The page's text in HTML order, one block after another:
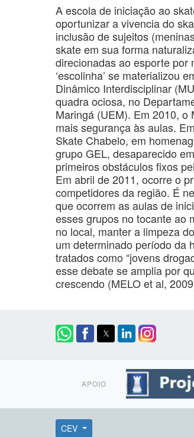
A escola de iniciação ao
oportunizar a vivencia do
inclusão de sujeitos
skate em sua forma
direcionadas ao esporte por
‘escolinha’ se materializou
Dinâmico Interdisciplinar
quadra ociosa, no
Maringá (UEM). Em 2010,
mais segurança às aulas.
Skate Chabelo, em
grupo GEL, desaparecido
primeiros obstáculos fixos
Em abril de 2011, ocorre o
competidores da região. É
que ocorrem as aulas de
esses grupos no tocante ao
no local, manter a limpeza
um determinado período da
tratados como “jovens
esse debate se amplia por
crescendo (MELO et al,
APOIO
CEV